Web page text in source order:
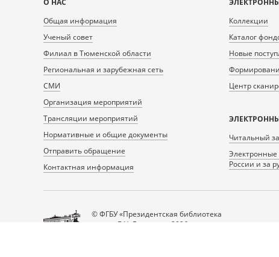
Карта
сайта
О НАС
Общая информация
Ученый совет
Филиал в Тюменской области
Региональная и зарубежная сеть
СМИ
Организация мероприятий
Трансляции мероприятий
Нормативные и общие документы
Отправить обращение
Контактная информация
Коллекции
Каталог
Новые
Центр
Читальный
Электронные
России и за
© ФГБУ «Президентская библиотека
имени Б.Н. Ельцина», 2026